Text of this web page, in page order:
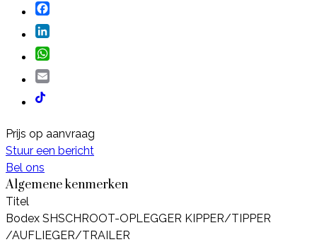
Prijs op aanvraag
Stuur een bericht
Bel ons
Algemene kenmerken
Titel
Bodex SHSCHROOT-OPLEGGER KIPPER/TIPPER
/AUFLIEGER/TRAILER